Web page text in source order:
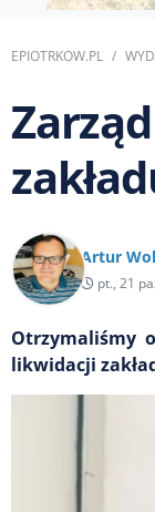
EPIOTRKOW.PL
Artur
pt., 21
Otrzymaliśmy
likwidacji